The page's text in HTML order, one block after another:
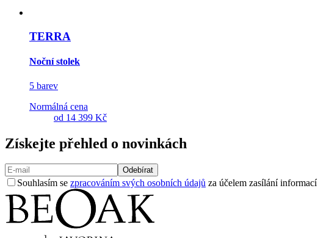
TERRA
Noční stolek
5 barev
Normálná cena
od 14 399 Kč
Získejte přehled o novinkách
Odebírat
Souhlasím se zpracováním svých osobních údajů za účelem zasílání